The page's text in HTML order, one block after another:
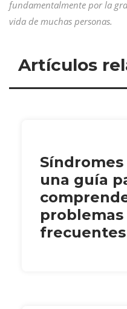
fundamentalmente por la
vida de muchas personas.
Artículos
una guía
problemas
frecuentes